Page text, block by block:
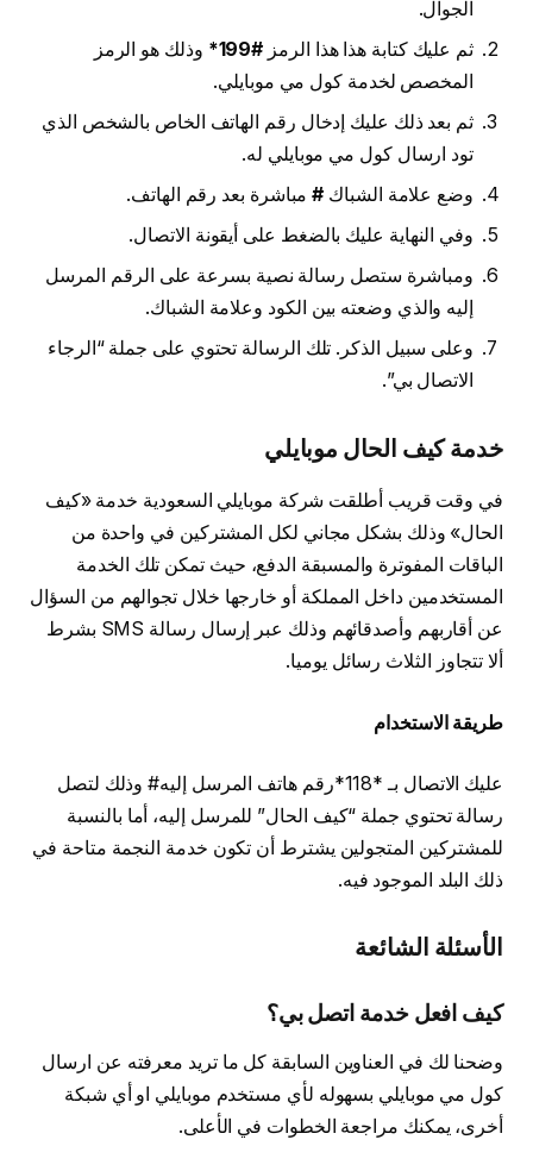
الجوال.
ثم عليك كتابة هذا هذا الرمز #199*
وذلك هو الرمز
المخصص لخدمة كول مي موبايلي.
ثم بعد ذلك عليك إدخال رقم الهاتف الخاص بالشخص الذي
تود ارسال كول مي موبايلي له.
وضع علامة الشباك #مباشرة بعد رقم الهاتف.
وفي النهاية عليك بالضغط على أيقونة الاتصال.
ومباشرة ستصل رسالة نصية بسرعة على الرقم المرسل
إليه والذي وضعته بين الكود وعلامة الشباك.
وعلى سبيل الذكر. تلك الرسالة تحتوي على جملة “الرجاء
الاتصال بي”.
خدمة كيف الحال موبايلي
في وقت قريب أطلقت شركة موبايلي السعودية خدمة «كيف
الحال» وذلك بشكل مجاني لكل المشتركين في واحدة من
الباقات المفوترة والمسبقة الدفع، حيث تمكن تلك الخدمة
المستخدمين داخل المملكة أو خارجها خلال تجوالهم من السؤال
عن أقاربهم وأصدقائهم وذلك عبر إرسال رسالة SMS بشرط
ألا تتجاوز الثلاث رسائل يوميا.
طريقة الاستخدام
عليك الاتصال بـ *118*رقم هاتف المرسل إليه# وذلك لتصل
رسالة تحتوي جملة “كيف الحال” للمرسل إليه، أما بالنسبة
للمشتركين المتجولين يشترط أن تكون خدمة النجمة متاحة في
ذلك البلد الموجود فيه.
الأسئلة الشائعة
كيف افعل خدمة اتصل بي؟
وضحنا لك في العناوين السابقة كل ما تريد معرفته عن ارسال
كول مي موبايلي بسهوله لأي مستخدم موبايلي او أي شبكة
أخرى، يمكنك مراجعة الخطوات في الأعلى.